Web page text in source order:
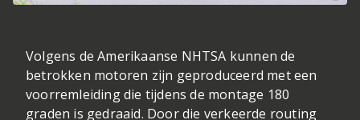
Volgens de Amerikaanse NHTSA kunnen de
betrokken motoren zijn geproduceerd met een
voorremleiding die tijdens de montage 180
graden is gedraaid. Door die verkeerde routing